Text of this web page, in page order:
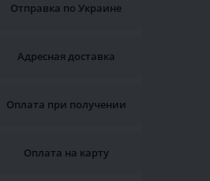
Отправка по Украине
Адресная доставка
Оплата при получении
Оплата на карту